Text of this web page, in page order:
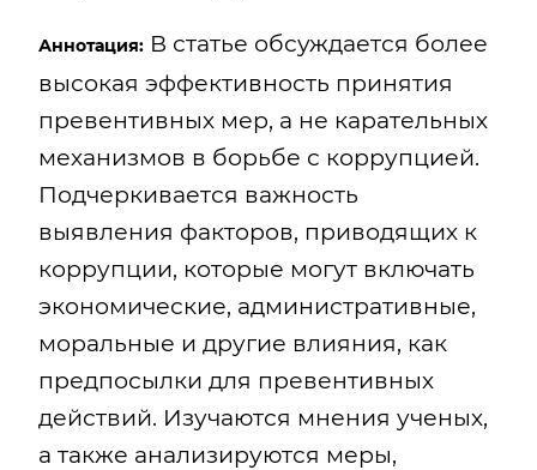
Аннотация: В статье обсуждается более
высокая эффективность принятия
превентивных мер, а не карательных
механизмов в борьбе с коррупцией.
Подчеркивается важность
выявления факторов, приводящих к
коррупции, которые могут включать
экономические, административные,
моральные и другие влияния, как
предпосылки для превентивных
действий. Изучаются мнения ученых,
а также анализируются меры,